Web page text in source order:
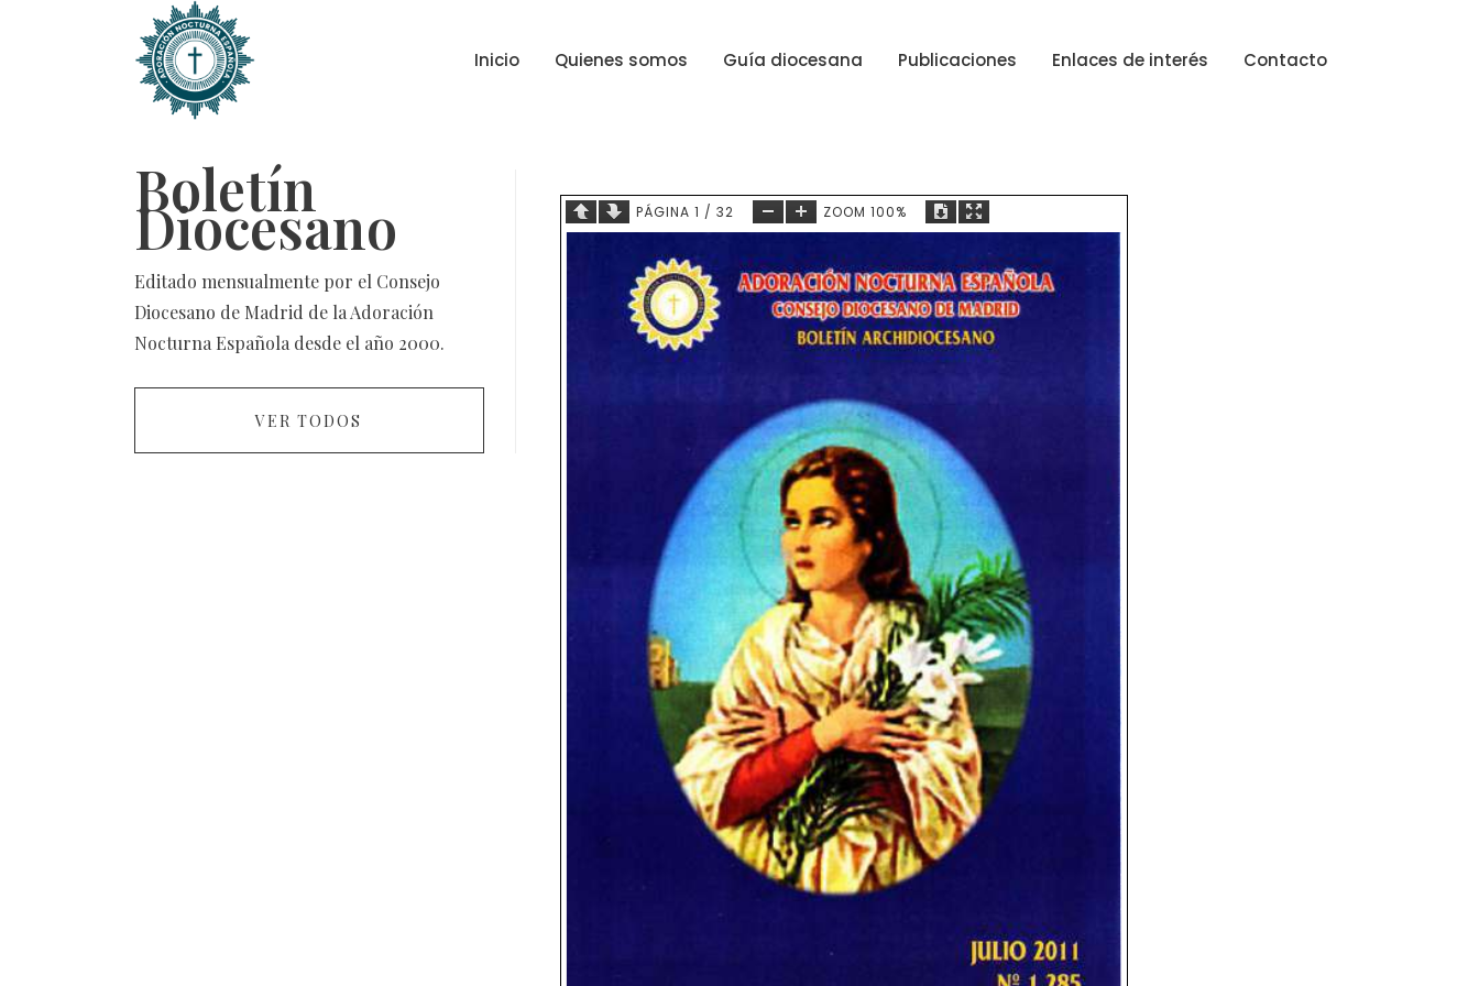
Inicio Quienes somos Guía diocesana Publicaciones Enlaces de interés Contacto
Boletín
Diocesano
Editado mensualmente por el Consejo
Diocesano de Madrid de la Adoración
Nocturna Española desde el año 2000.
VER TODOS
PÁGINA 1 / 32 ZOOM 100%